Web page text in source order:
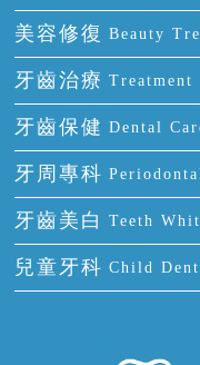
單顆牙缺失
門牙缺失
多顆牙缺失
半口缺失
全口缺失
隱形箍牙
前牙反頜
牙齒擁擠
牙齒前突
牙齒稀疏
美容修復 Beauty
全瓷牙
烤瓷牙
氟斑牙
四環素牙
活動假牙
牙貼面
牙齒治療 Treatment
補牙
智齒
根管治療
拔牙
牙痛
牙齒保健 Dental
正確刷牙
全國愛牙日
預防牙病
牙科通識
牙周專科
牙周炎
牙齦出血
牙齦炎
牙齒美白 Teeth
冷光美白
兒童牙科 Child